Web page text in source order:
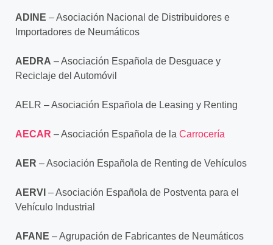
ADINE – Asociación Nacional de Distribuidores e
Importadores de Neumáticos
AEDRA – Asociación Española de Desguace y
Reciclaje del Automóvil
AELR – Asociación Española de Leasing y Renting
AECAR – Asociación Española de la Carrocería
AER – Asociación Española de Renting de Vehículos
AERVI – Asociación Española de Postventa para el
Vehículo Industrial
AFANE – Agrupación de Fabricantes de Neumáticos